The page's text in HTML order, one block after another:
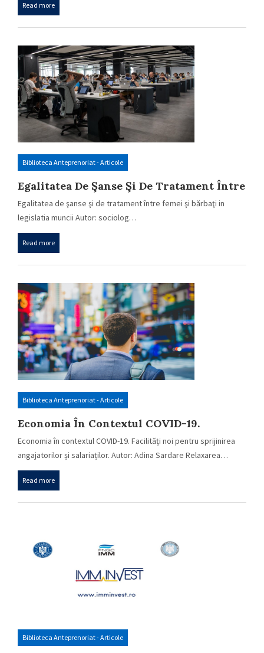
Read more
Biblioteca Anteprenoriat - Articole
Egalitatea De Şanse Şi De Tratament Între
Femei Şi Bărbaţi In Legislatia Muncii
Egalitatea de şanse şi de tratament între femei şi bărbaţi in
legislatia muncii Autor: sociolog…
Read more
Biblioteca Anteprenoriat - Articole
Economia În Contextul COVID-19.
Facilități Noi Pentru Sprijinirea
Angajatorilor Și Salariaților.
Economia în contextul COVID-19. Facilități noi pentru sprijinirea
angajatorilor și salariaților. Autor: Adina Sardare Relaxarea…
Read more
Biblioteca Anteprenoriat - Articole